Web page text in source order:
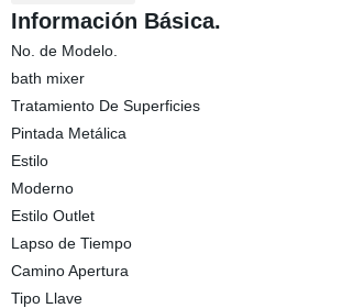
Información Básica.
No. de Modelo.
bath mixer
Tratamiento De Superficies
Pintada Metálica
Estilo
Moderno
Estilo Outlet
Lapso de Tiempo
Camino Apertura
Tipo Llave